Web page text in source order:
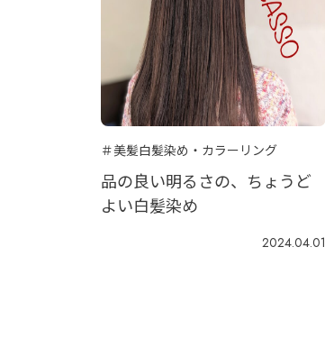
＃美髪白髪染め・カラーリング
品の良い明るさの、ちょうど
よい白髪染め
2024.04.01